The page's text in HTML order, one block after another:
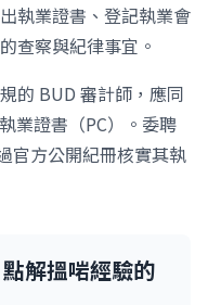
執業證書、登記執業會
查察與紀律事宜。
的 BUD 審計師，應同
業證書（PC）。委聘
官方公開紀冊核實其執
解搵啱經驗的